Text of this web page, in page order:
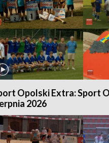
Opolski Extra: Sport
2026